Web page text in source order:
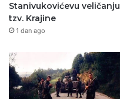
Stanivukovićevu veličanju
tzv. Krajine
1 dan ago